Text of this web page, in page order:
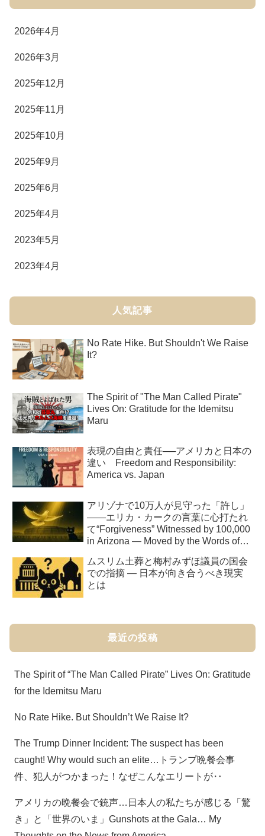
2026年4月
2026年3月
2025年12月
2025年11月
2025年10月
2025年9月
2025年6月
2025年4月
2023年5月
2023年4月
人気記事
No Rate Hike. But Shouldn't We Raise
It?
The Spirit of "The Man Called Pirate"
Lives On: Gratitude for the Idemitsu
Maru
表現の自由と責任──アメリカと日本の
違い Freedom and Responsibility:
America vs. Japan
アリゾナで10万人が見守った「許し」
――エリカ・カークの言葉に心打たれ
て“Forgiveness” Witnessed by 100,000
in Arizona — Moved by the Words of
ムスリム土葬と梅村みずほ議員の国会
での指摘 ― 日本が向き合うべき現実
とは
最近の投稿
The Spirit of “The Man Called Pirate” Lives On: Gratitude
for the Idemitsu Maru
No Rate Hike. But Shouldn’t We Raise It?
The Trump Dinner Incident: The suspect has been
caught! Why would such an elite…トランプ晩餐会事
件、犯人がつかまった！なぜこんなエリートが‥
アメリカの晩餐会で銃声…日本人の私たちが感じる「驚
き」と「世界のいま」Gunshots at the Gala… My